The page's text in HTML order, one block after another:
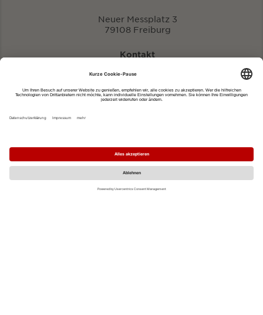
Neuer Messplatz 3
79108 Freiburg
Kontakt
eventportal@fwtm.de
Impressum